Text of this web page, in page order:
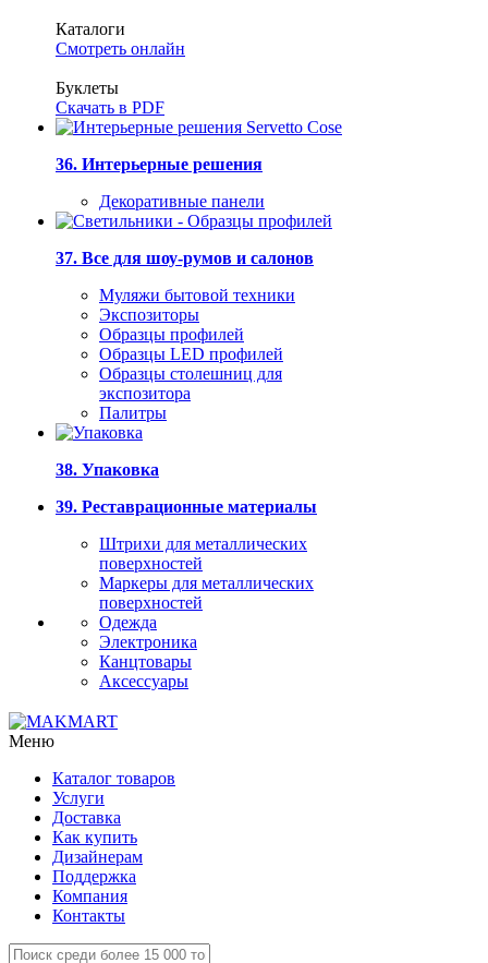
Каталоги
Смотреть онлайн
Буклеты
Скачать в PDF
36. Интерьерные решения
Декоративные панели
37. Все для шоу-румов и салонов
Муляжи бытовой техники
Экспозиторы
Образцы профилей
Образцы LED профилей
Образцы столешниц для
экспозитора
Палитры
38. Упаковка
39. Реставрационные материалы
Штрихи для металлических
поверхностей
Маркеры для металлических
поверхностей
Одежда
Электроника
Канцтовары
Аксессуары
Меню
Каталог товаров
Услуги
Доставка
Как купить
Дизайнерам
Поддержка
Компания
Контакты